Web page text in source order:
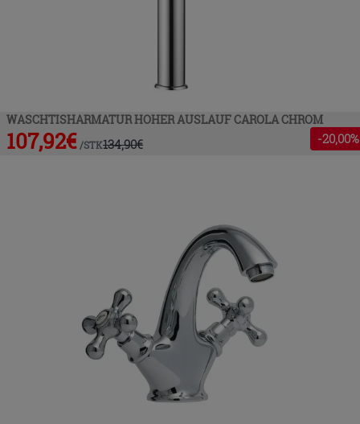
WASCHTISHARMATUR HOHER AUSLAUF CAROLA CHROM
107,92€ /STK134,90€ -20,00%